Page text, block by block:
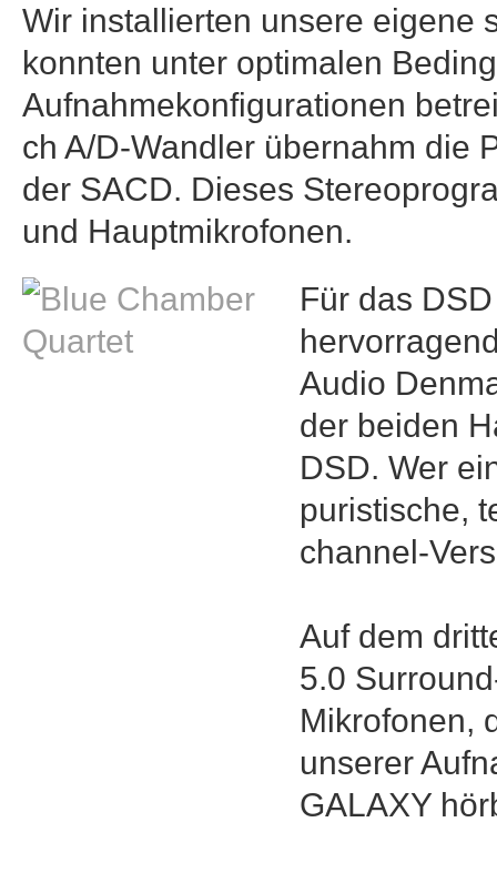
Wir installierten unsere eigene
konnten unter optimalen
Aufnahmekonfigurationen
ch A/D-Wandler übernahm die
der SACD. Dieses
und Hauptmikrofonen.
Für das
Audio
der beiden
DSD. Wer
puristische,
channel-
Auf dem
5.0
Mikrofonen,
unserer
GALAXY